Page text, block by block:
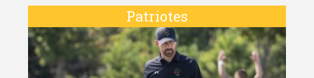
Patriotes